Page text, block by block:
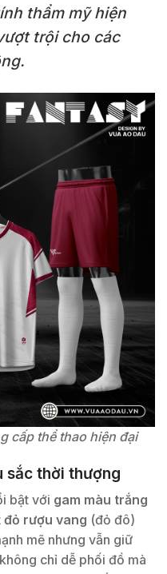
thẩm mỹ hiện
trội cho các
cấp thể thao hiện đại
sắc thời thượng
bật với gam màu trắng
đỏ rượu vang (đỏ đô)
mẽ nhưng vẫn giữ
chỉ dễ phối đồ mà